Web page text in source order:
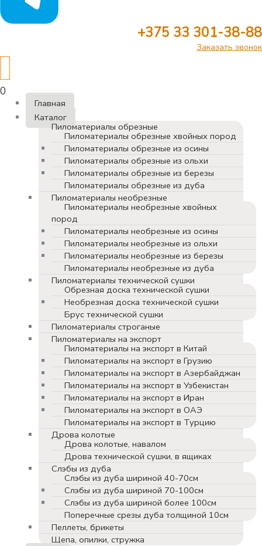
+375 33 301-38-88
Заказать звонок
0
Главная
Каталог
Пиломатериалы обрезные
Пиломатериалы обрезные хвойных пород
Пиломатериалы обрезные из осины
Пиломатериалы обрезные из ольхи
Пиломатериалы обрезные из березы
Пиломатериалы обрезные из дуба
Пиломатериалы необрезные
Пиломатериалы необрезные хвойных
пород
Пиломатериалы необрезные из осины
Пиломатериалы необрезные из ольхи
Пиломатериалы необрезные из березы
Пиломатериалы необрезные из дуба
Пиломатериалы технической сушки
Обрезная доска технической сушки
Необрезная доска технической сушки
Брус технической сушки
Пиломатериалы строганые
Пиломатериалы на экспорт
Пиломатериалы на экспорт в Китай
Пиломатериалы на экспорт в Грузию
Пиломатериалы на экспорт в Азербайджан
Пиломатериалы на экспорт в Узбекистан
Пиломатериалы на экспорт в Иран
Пиломатериалы на экспорт в ОАЭ
Пиломатериалы на экспорт в Турцию
Дрова колотые
Дрова колотые, навалом
Дрова технической сушки, в ящиках
Слэбы из дуба
Слэбы из дуба шириной 40-70см
Слэбы из дуба шириной 70-100см
Слэбы из дуба шириной более 100см
Поперечные срезы дуба толщиной 10см
Пеллеты, брикеты
Щепа, опилки, стружка